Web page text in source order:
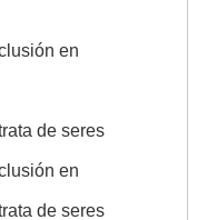
en
de seres
en
de seres